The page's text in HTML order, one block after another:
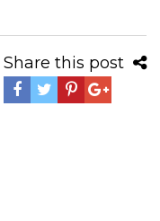
Share this post